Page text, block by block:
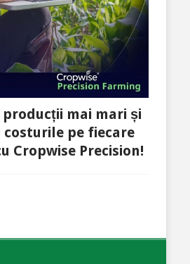
mai mari și
costurile pe fiecare
Cropwise Precision!